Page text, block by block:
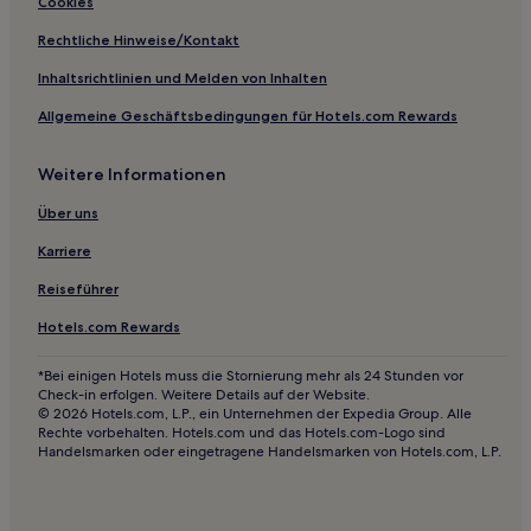
Rechtliche Hinweise/Kontakt
Inhaltsrichtlinien und Melden von Inhalten
Allgemeine Geschäftsbedingungen für Hotels.com Rewards
Weitere Informationen
Über uns
Karriere
Reiseführer
Hotels.com Rewards
*Bei einigen Hotels muss die Stornierung mehr als 24 Stunden vor
Check-in erfolgen. Weitere Details auf der Website.
© 2026 Hotels.com, L.P., ein Unternehmen der Expedia Group. Alle
Rechte vorbehalten. Hotels.com und das Hotels.com-Logo sind
Handelsmarken oder eingetragene Handelsmarken von Hotels.com, L.P.